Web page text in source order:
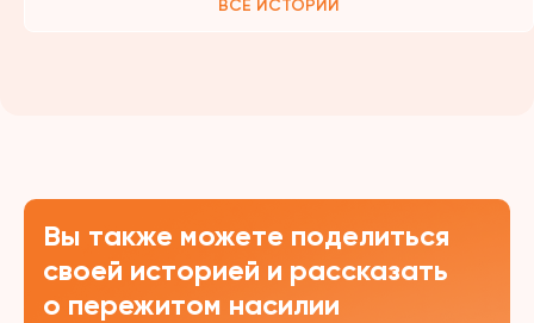
ВСЕ ИСТОРИИ
Вы также можете поделиться
своей историей и рассказать
о пережитом насилии